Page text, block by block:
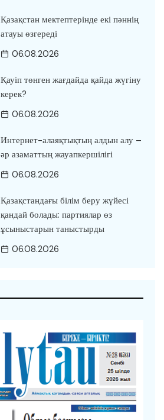
Қазақстан мектептерінде екі пәннің
атауы өзгереді
06.08.2026
Қауіп төнген жағдайда қайда жүгіну
керек?
06.08.2026
Интернет-алаяқтықтың алдын алу –
әр азаматтың жауапкершілігі
06.08.2026
Қазақстандағы білім беру жүйесі
қандай болады: партиялар өз
ұсыныстарын таныстырды
06.08.2026